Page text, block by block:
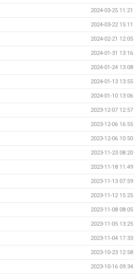
2024-03-25 11:21
2024-03-22 15:11
2024-02-21 12:05
2024-01-31 13:16
2024-01-24 13:08
2024-01-13 13:55
2024-01-10 13:06
2023-12-07 12:57
2023-12-06 16:55
2023-12-06 10:50
2023-11-23 08:20
2023-11-18 11:49
2023-11-13 07:59
2023-11-12 15:25
2023-11-08 08:05
2023-11-05 13:25
2023-11-04 17:33
2023-10-23 12:58
2023-10-16 09:34